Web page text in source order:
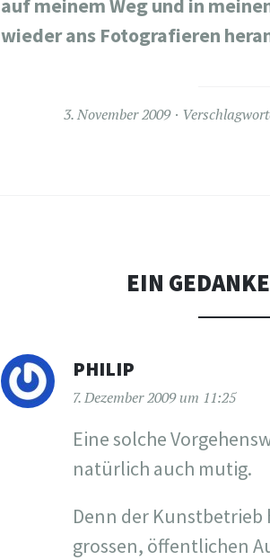
auf meinem Weg und in
wieder ans Fotografieren
3. November 2009
EIN
PHILIP
7. Dezember 2009 um 11:25
Eine solche
natürlich auch mutig.
Denn der Kunstbetrieb
grossen, öffentlichen